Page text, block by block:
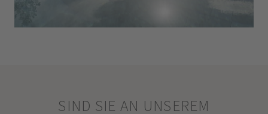
SIND SIE AN UNSEREM